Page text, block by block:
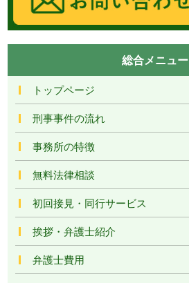
総合メニュー
トップページ
刑事事件の流れ
事務所の特徴
無料法律相談
初回接見・同行サービス
挨拶・弁護士紹介
弁護士費用